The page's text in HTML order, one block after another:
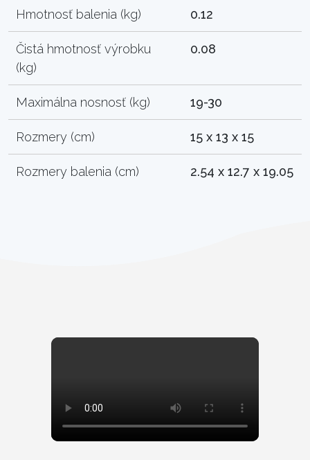
Hmotnosť balenia (kg) 0.12
Čistá hmotnosť výrobku
(kg)
0.08
Maximálna nosnosť (kg) 19-30
Rozmery (cm) 15 x 13 x 15
Rozmery balenia (cm) 2.54 x 12.7 x 19.05